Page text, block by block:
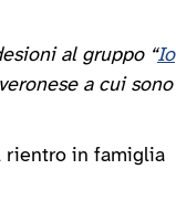
al gruppo “Io
a cui sono
rientro in famiglia